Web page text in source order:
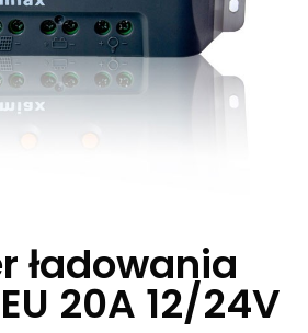
ładowania
20A 12/24V